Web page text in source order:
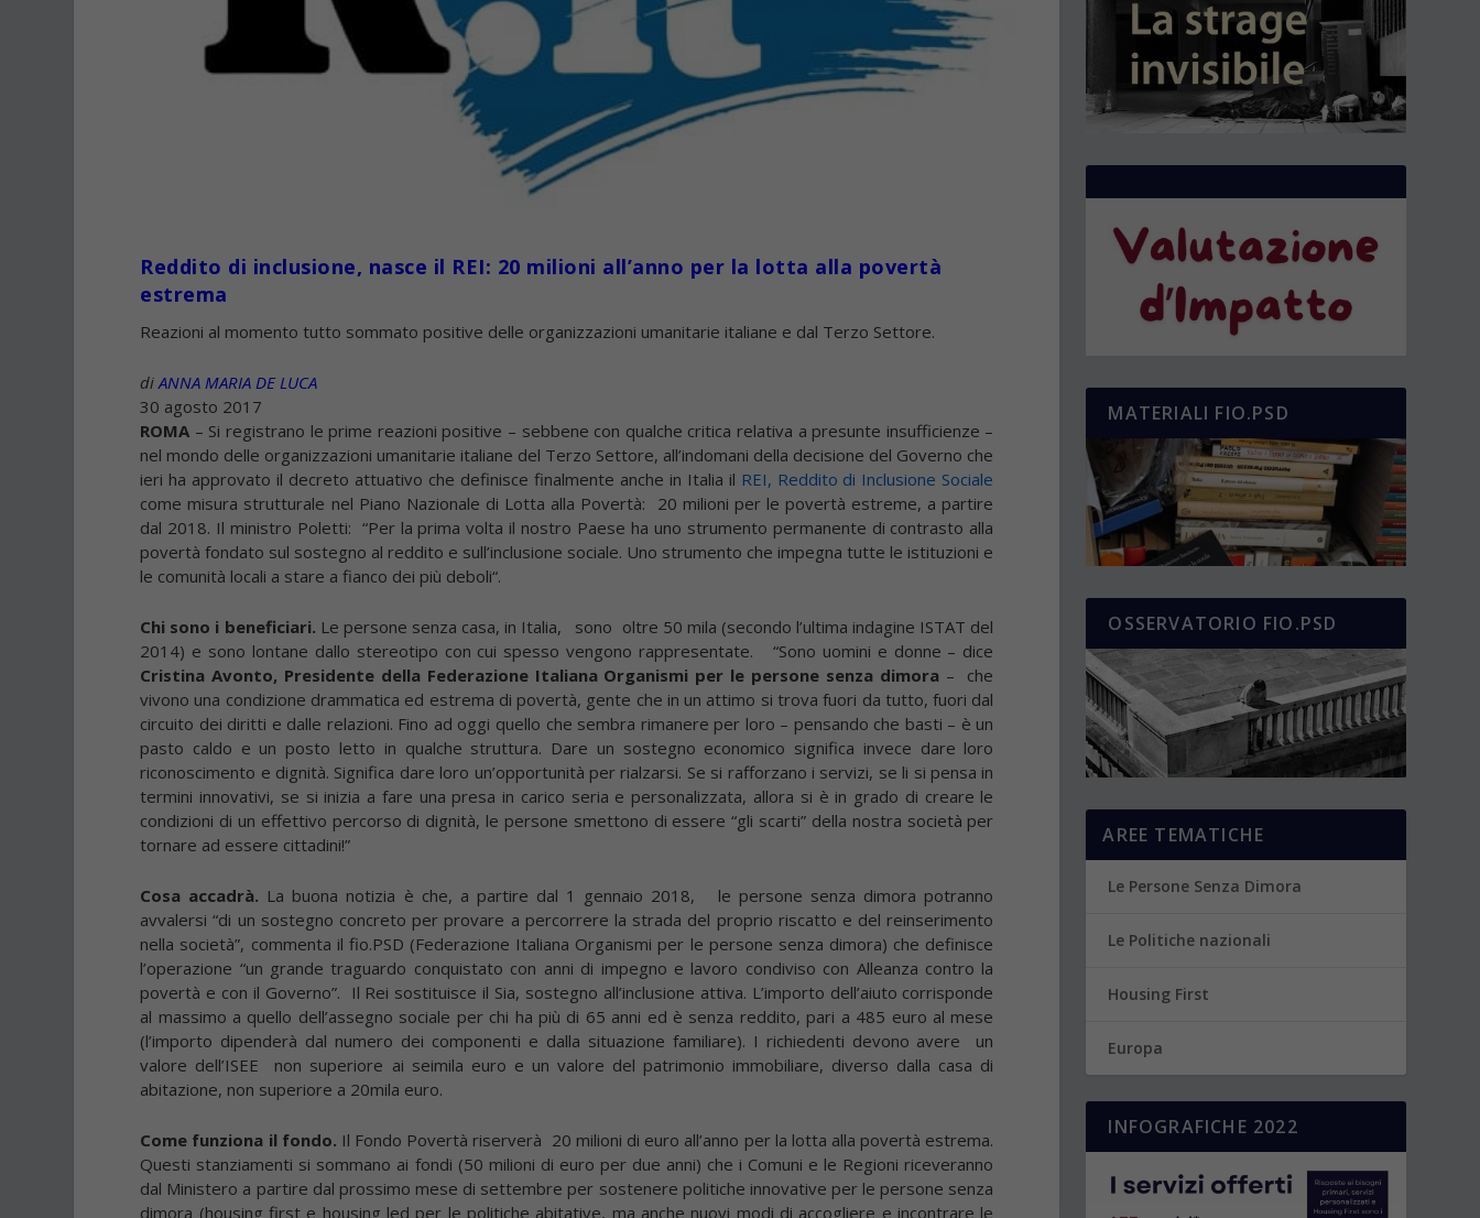
Reddito di inclusione, nasce il REI: 20 milioni all’anno per la lotta alla povertà
estrema
Reazioni al momento tutto sommato positive delle organizzazioni umanitarie italiane e dal Terzo Settore.
diANNA MARIA DE LUCA
30 agosto 2017
ROMA – Si registrano le prime reazioni positive – sebbene con qualche critica relativa a presunte insufficienze –
nel mondo delle organizzazioni umanitarie italiane del Terzo Settore, all’indomani della decisione del Governo che
ieri ha approvato il decreto attuativo che definisce finalmente anche in Italia il REI, Reddito di Inclusione Sociale
come misura strutturale nel Piano Nazionale di Lotta alla Povertà: 20 milioni per le povertà estreme, a partire
dal 2018. Il ministro Poletti: “Per la prima volta il nostro Paese ha uno strumento permanente di contrasto alla
povertà fondato sul sostegno al reddito e sull’inclusione sociale. Uno strumento che impegna tutte le istituzioni e
le comunità locali a stare a fianco dei più deboli“.
Chi sono i beneficiari. Le persone senza casa, in Italia, sono oltre 50 mila (secondo l’ultima indagine ISTAT del
2014) e sono lontane dallo stereotipo con cui spesso vengono rappresentate. “Sono uomini e donne – dice
Cristina Avonto, Presidente della Federazione Italiana Organismi per le persone senza dimora – che
vivono una condizione drammatica ed estrema di povertà, gente che in un attimo si trova fuori da tutto, fuori dal
circuito dei diritti e dalle relazioni. Fino ad oggi quello che sembra rimanere per loro – pensando che basti – è un
pasto caldo e un posto letto in qualche struttura. Dare un sostegno economico significa invece dare loro
riconoscimento e dignità. Significa dare loro un’opportunità per rialzarsi. Se si rafforzano i servizi, se li si pensa in
termini innovativi, se si inizia a fare una presa in carico seria e personalizzata, allora si è in grado di creare le
condizioni di un effettivo percorso di dignità, le persone smettono di essere “gli scarti” della nostra società per
tornare ad essere cittadini!”
Cosa accadrà. La buona notizia è che, a partire dal 1 gennaio 2018, le persone senza dimora potranno
avvalersi “di un sostegno concreto per provare a percorrere la strada del proprio riscatto e del reinserimento
nella società”, commenta il fio.PSD (Federazione Italiana Organismi per le persone senza dimora) che definisce
l’operazione “un grande traguardo conquistato con anni di impegno e lavoro condiviso con Alleanza contro la
povertà e con il Governo”. Il Rei sostituisce il Sia, sostegno all’inclusione attiva. L’importo dell’aiuto corrisponde
al massimo a quello dell’assegno sociale per chi ha più di 65 anni ed è senza reddito, pari a 485 euro al mese
(l’importo dipenderà dal numero dei componenti e dalla situazione familiare). I richiedenti devono avere un
valore dell’ISEE non superiore ai seimila euro e un valore del patrimonio immobiliare, diverso dalla casa di
abitazione, non superiore a 20mila euro.
Come funziona il fondo. Il Fondo Povertà riserverà 20 milioni di euro all’anno per la lotta alla povertà estrema.
Questi stanziamenti si sommano ai fondi (50 milioni di euro per due anni) che i Comuni e le Regioni riceveranno
dal Ministero a partire dal prossimo mese di settembre per sostenere politiche innovative per le persone senza
dimora (housing first e housing led per le politiche abitative, ma anche nuovi modi di accogliere e incontrare le
MATERIALI FIO.PSD
OSSERVATORIO FIO.PSD
AREE TEMATICHE
Le Persone Senza Dimora
Le Politiche nazionali
Housing First
Europa
INFOGRAFICHE 2022